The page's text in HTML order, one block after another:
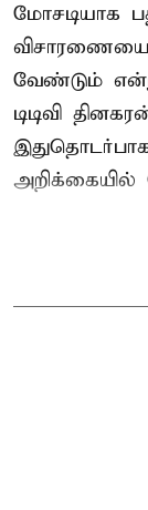
மோசடியாக
வேண்டும்
டிடிவி
அறிக்கையில்